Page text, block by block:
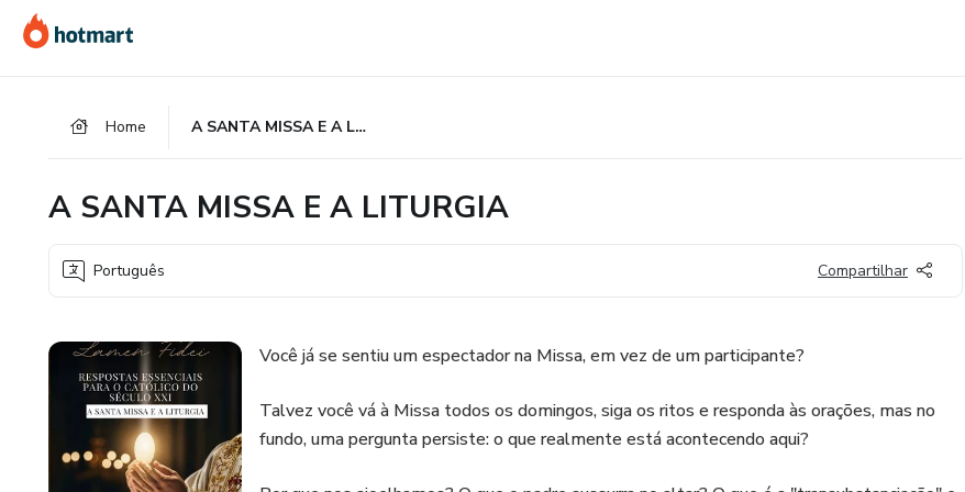
para
o
para
o
para
o
Home A SANTA MISSA E A LITURGIA
A SANTA MISSA E A LITURGIA
Português Compartilhar
Você já se sentiu um espectador na Missa, em vez de um participante?
Talvez você vá à Missa todos os domingos, siga os ritos e responda às orações, mas no
fundo, uma pergunta persiste: o que realmente está acontecendo aqui?